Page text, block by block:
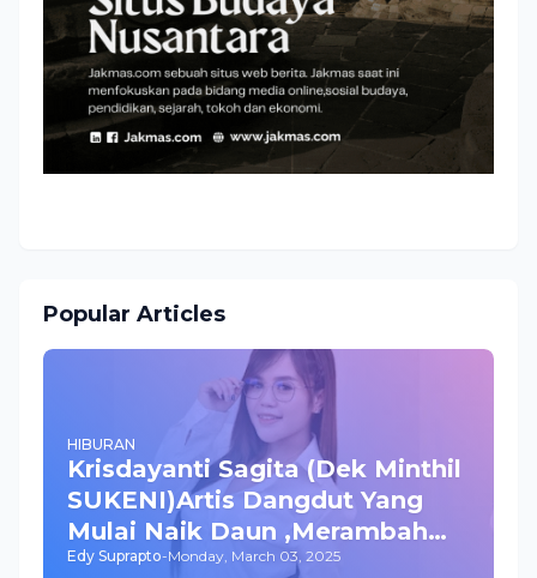
Popular Articles
HIBURAN
Krisdayanti Sagita (Dek Minthil
SUKENI)Artis Dangdut Yang
Mulai Naik Daun ,Merambah
Bisnis dan Akting
Edy Suprapto-Monday, March 03, 2025